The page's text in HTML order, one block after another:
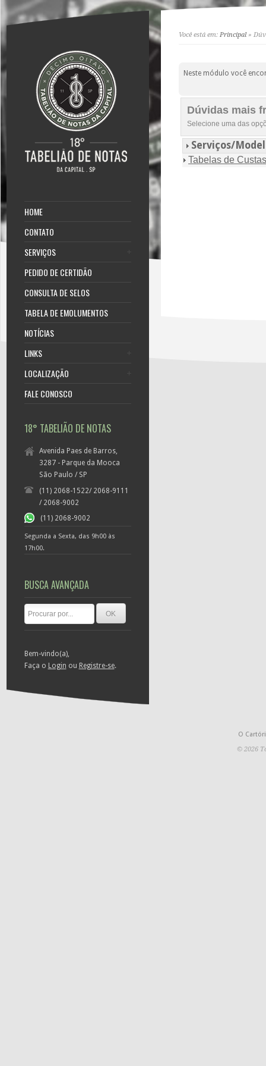
HOME
CONTATO
SERVIÇOS
PEDIDO DE CERTIDÃO
CONSULTA DE SELOS
TABELA DE EMOLUMENTOS
NOTÍCIAS
LINKS
LOCALIZAÇÃO
FALE CONOSCO
18° TABELIÃO DE NOTAS
Avenida Paes de Barros,
3287 - Parque da Mooca
São Paulo / SP
(11) 2068-1522/ 2068-9111
/ 2068-9002
(11) 2068-9002
Segunda a Sexta, das 9h00 às
17h00.
BUSCA AVANÇADA
Bem-vindo(a),
Faça o Login ou Registre-se.
Você está em: Principal»
Neste módulo você
Dúvidas mais
Selecione uma das
Serviços/
Tabelas de
O
© 2026